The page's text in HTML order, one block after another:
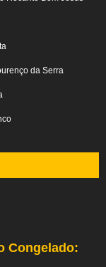
da Serra
Congelado: